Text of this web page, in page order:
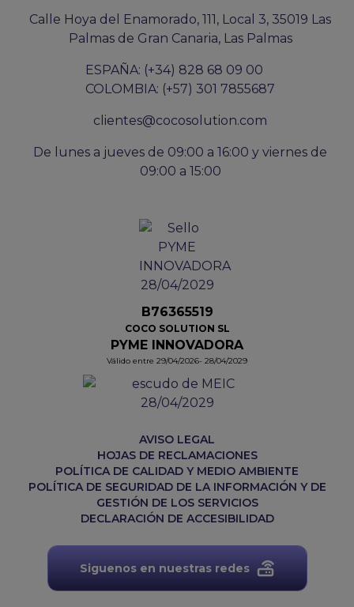
Calle Hoya del Enamorado, 111, Local 3, 35019 Las
Palmas de Gran Canaria, Las Palmas
ESPAÑA: (+34) 828 68 09 00
COLOMBIA: (+57) 301 7855687
clientes@cocosolution.com
De lunes a jueves de 09:00 a 16:00 y viernes de
09:00 a 15:00
B76365519
COCO SOLUTION SL
PYME INNOVADORA
Válido entre 29/04/2026- 28/04/2029
AVISO LEGAL
HOJAS DE RECLAMACIONES
POLÍTICA DE CALIDAD Y MEDIO AMBIENTE
POLÍTICA DE SEGURIDAD DE LA INFORMACIÓN Y DE
GESTIÓN DE LOS SERVICIOS
DECLARACIÓN DE ACCESIBILIDAD
Siguenos en nuestras redes